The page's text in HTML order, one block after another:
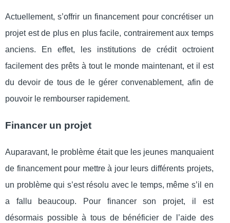
Actuellement, s’offrir un financement pour concrétiser un
projet est de plus en plus facile, contrairement aux temps
anciens. En effet, les institutions de crédit octroient
facilement des prêts à tout le monde maintenant, et il est
du devoir de tous de le gérer convenablement, afin de
pouvoir le rembourser rapidement.
Financer un projet
Auparavant, le problème était que les jeunes manquaient
de financement pour mettre à jour leurs différents projets,
un problème qui s’est résolu avec le temps, même s’il en
a fallu beaucoup. Pour financer son projet, il est
désormais possible à tous de bénéficier de l’aide des